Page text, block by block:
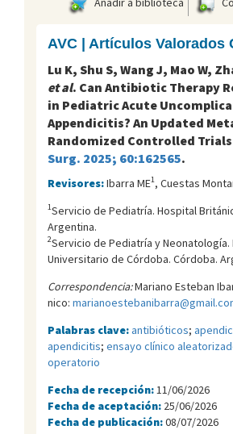
AVC | Artículos Valorados
Lu K, Shu S, Wang J, Mao W,
et al. Can Antibiotic Therapy
in Pediatric Acute
Appendicitis? An Updated
Randomized Controlled
Surg. 2025; 60:162565.
Revisores:Ibarra ME1, Cuestas
1Servicio de Pediatría. Hospital
Argentina.
2Servicio de Pediatría y Neonatología.
Universitario de Córdoba. Córdoba.
Correspondencia:Mariano Esteban
nico:
Palabras clave:antibióticos;
apendicitis; ensayo clínico
operatorio
Fecha de recepción: 11/06/2026
Fecha de aceptación: 25/06/2026
Fecha de publicación:08/07/2026